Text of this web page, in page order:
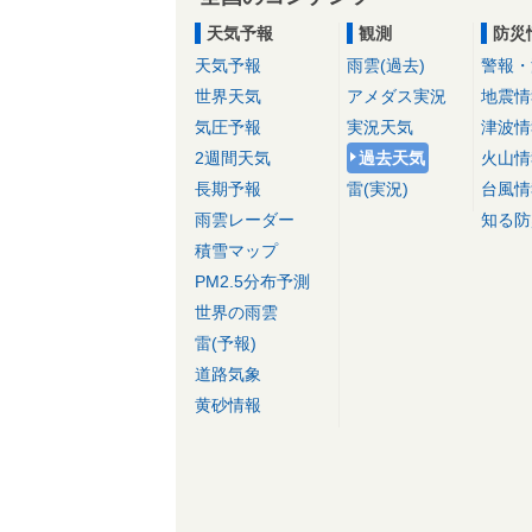
天気予報
天気予報
世界天気
気圧予報
2週間天気
長期予報
雨雲レーダー
積雪マップ
PM2.5分布予測
世界の雨雲
雷(予報)
道路気象
黄砂情報
観測
雨雲(過去)
アメダス実況
実況天気
過去天気
雷(実況)
防災
警報
地震
津波
火山
台風
知る